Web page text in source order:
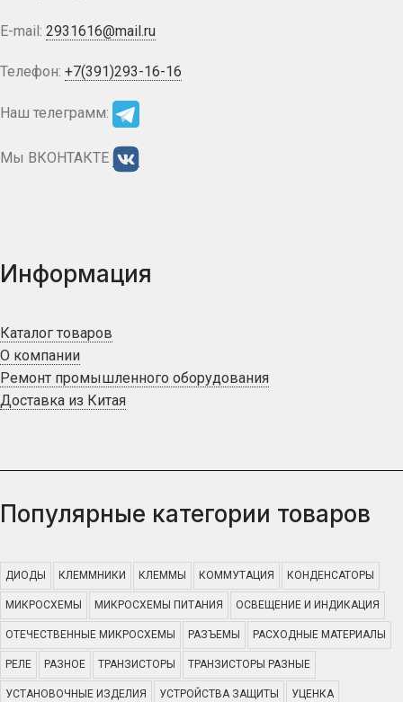
E-mail: 2931616@mail.ru
Телефон: +7(391)293-16-16
Наш телеграмм:
Мы ВКОНТАКТЕ
Информация
Каталог товаров
О компании
Ремонт промышленного оборудования
Доставка из Китая
Популярные категории товаров
ДИОДЫ КЛЕММНИКИ КЛЕММЫ КОММУТАЦИЯ КОНДЕНСАТОРЫ
МИКРОСХЕМЫ МИКРОСХЕМЫ ПИТАНИЯ ОСВЕЩЕНИЕ И ИНДИКАЦИЯ
ОТЕЧЕСТВЕННЫЕ МИКРОСХЕМЫ РАЗЪЕМЫ РАСХОДНЫЕ МАТЕРИАЛЫ
РЕЛЕ РАЗНОЕ ТРАНЗИСТОРЫ ТРАНЗИСТОРЫ РАЗНЫЕ
УСТАНОВОЧНЫЕ ИЗДЕЛИЯ УСТРОЙСТВА ЗАЩИТЫ УЦЕНКА